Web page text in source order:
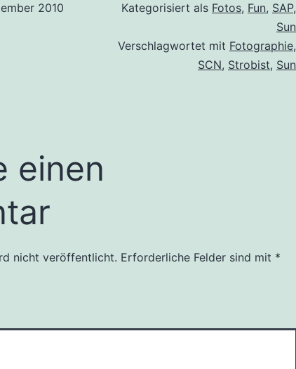
2010
Kategorisiert als Fotos, Fun, SAP,
Sun
Verschlagwortet mit Fotographie,
SCN, Strobist, Sun
einen
nicht veröffentlicht. Erforderliche Felder sind mit *